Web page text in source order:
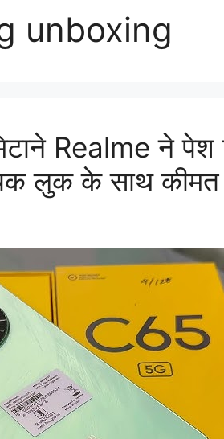
unboxing
Realme ने पेश
लुक के साथ